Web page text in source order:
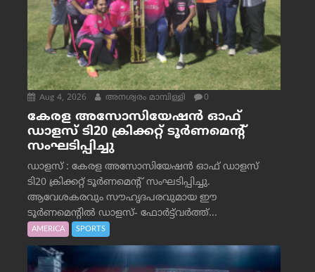
Aug 4, 2026 അനശ്വരം മാമ്പിള്ളി 0
കേരള അസോസിയേഷൻ ഓഫ്
ഡാളസ് ടി20 ക്രിക്കറ്റ് ടൂർണമെന്റ്
സംഘടിപ്പിച്ചു
ഡാളസ് : കേരള അസോസിയേഷൻ ഓഫ് ഡാളസ്
ടി20 ക്രിക്കറ്റ് ടൂർണമെന്റ് സംഘടിപ്പിച്ചു.
ആവേശകരവും സൗഹൃദപരവുമായ ഈ
ടൂർണമെന്റിൽ ഡാളസ്- ഫോർട്ട്‌വര്‍ത്ത്...
AMERICA SPORTS